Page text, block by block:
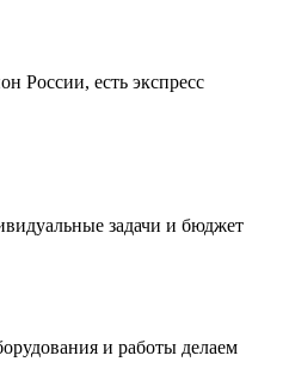
России, есть экспресс
задачи и бюджет
и работы делаем